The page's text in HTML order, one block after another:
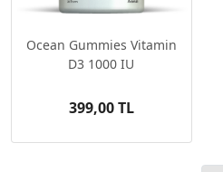
Ocean Gummies Vitamin
D3 1000 IU
399,00 TL